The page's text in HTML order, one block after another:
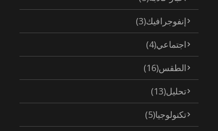
إنفوجرافيك(3)
اجتماعي(4)
الطقس(16)
تحليل(13)
تكنولوجيا(5)